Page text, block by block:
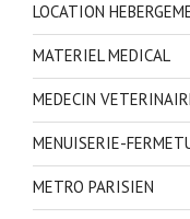
LOCATION
MATERIEL MEDICAL
MEDECIN
MENUISERIE-
METRO PARISIEN